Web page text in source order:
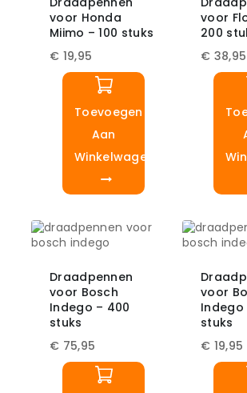
voor Honda
Miimo – 100 stuks
€ 19,95
Toevoegen
Aan
Winkelwagen
voor
200
€ 38,95
Draadpennen
voor Bosch
Indego – 400
stuks
€ 75,95
voor
Indego
stuks
€ 19,95